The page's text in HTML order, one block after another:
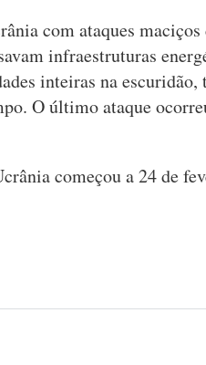
com ataques maciços
infraestruturas
inteiras na escuridão,
O último ataque
começou a 24 de